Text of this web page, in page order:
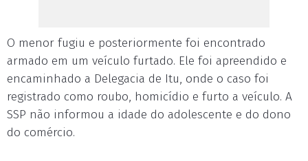
O menor fugiu e posteriormente foi encontrado
armado em um veículo furtado. Ele foi apreendido e
encaminhado a Delegacia de Itu, onde o caso foi
registrado como roubo, homicídio e furto a veículo. A
SSP não informou a idade do adolescente e do dono
do comércio.